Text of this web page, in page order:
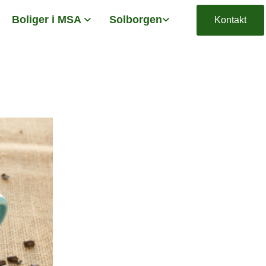
Boliger i MSA Solborgen Kontakt